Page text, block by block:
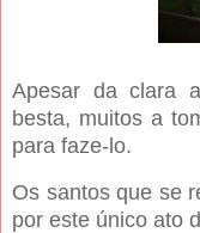
Apesar da clara
besta, muitos a
para faze-lo.
Os santos que se
por este único ato